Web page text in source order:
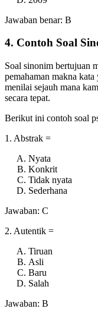
Jawaban benar: B
4. Contoh Soal
Soal sinonim bertujuan
pemahaman makna
menilai sejauh mana
secara tepat.
Berikut ini contoh soal
1. Abstrak =
Nyata
Konkrit
Tidak nyata
Sederhana
Jawaban: C
2. Autentik =
Tiruan
Asli
Baru
Salah
Jawaban: B